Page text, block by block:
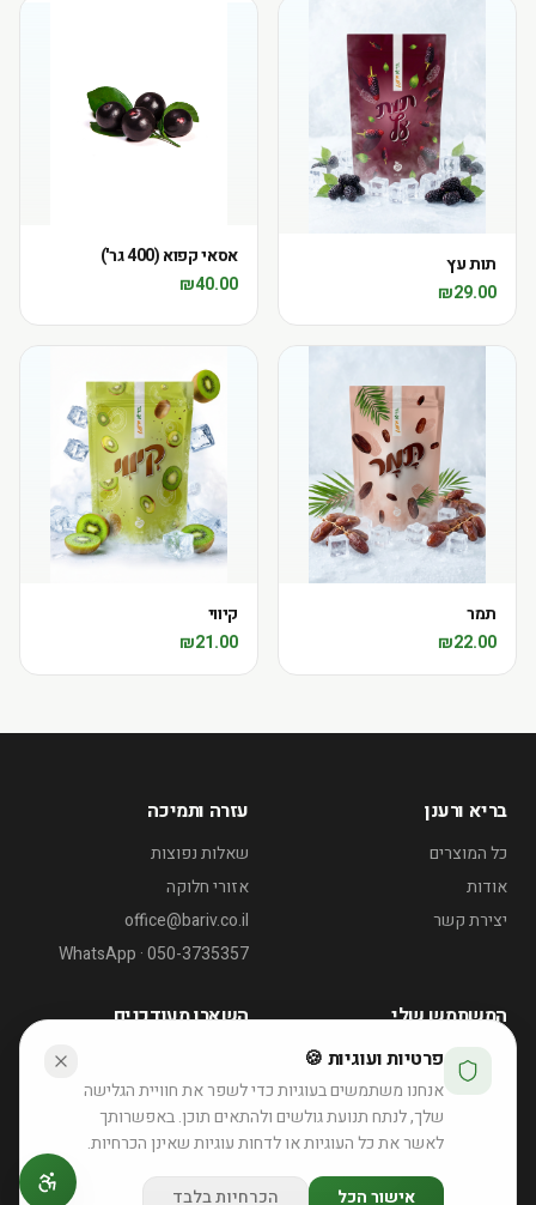
תות עץ
₪29.00
אסאי קפוא (400 גר')
₪40.00
תמר
₪22.00
קיווי
₪21.00
פרטיות ועוגיות 🍪
אנחנו משתמשים בעוגיות כדי לשפר את חוויית הגלישה
שלך, לנתח תנועת גולשים ולהתאים תוכן. באפשרותך
לאשר את כל העוגיות או לדחות עוגיות שאינן הכרחיות.
אישור הכל הכרחיות בלבד
דוכן שייקים לאירועי קיץ
רוצה הצעה לאירוע?
לפרטים והצעת מחיר
בריא ורענן
כל המוצרים
אודות
יצירת קשר
עזרה ותמיכה
שאלות נפוצות
אזורי חלוקה
office@bariv.co.il
WhatsApp · 050-3735357
המשתמש שלי
החשבון שלי
ההזמנות שלי
השארו מעודכנים